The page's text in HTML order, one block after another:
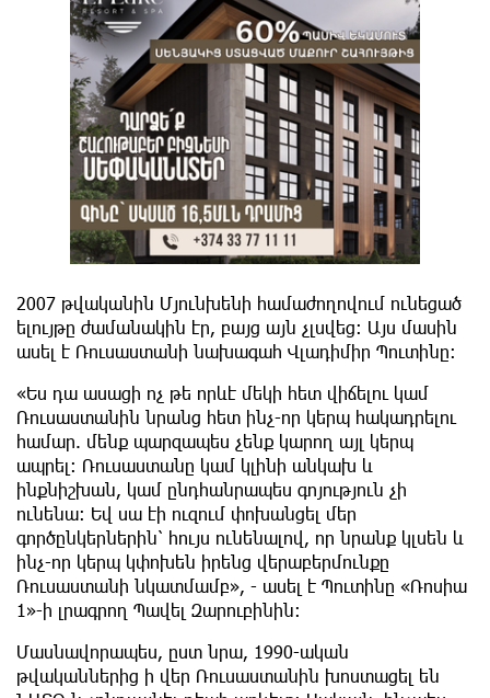
2007 թվականին Մյունխենի համաժողովում ունեցած
ելույթը ժամանակին էր, բայց այն չլսվեց: Այս մասին
ասել է Ռուսաստանի նախագահ Վլադիմիր Պուտինը։
«Ես դա ասացի ոչ թե որևէ մեկի հետ վիճելու կամ
Ռուսաստանին նրանց հետ ինչ-որ կերպ հակադրելու
համար. մենք պարզապես չենք կարող այլ կերպ
ապրել։ Ռուսաստանը կամ կլինի անկախ և
ինքնիշխան, կամ ընդհանրապես գոյություն չի
ունենա։ Եվ սա էի ուզում փոխանցել մեր
գործընկերներին՝ հույս ունենալով, որ նրանք կլսեն և
ինչ-որ կերպ կփոխեն իրենց վերաբերմունքը
Ռուսաստանի նկատմամբ», - ասել է Պուտինը «Ռոսիա
1»-ի լրագրող Պավել Զարուբինին։
Մասնավորապես, ըստ նրա, 1990-ական
թվականներից ի վեր Ռուսաստանին խոստացել են